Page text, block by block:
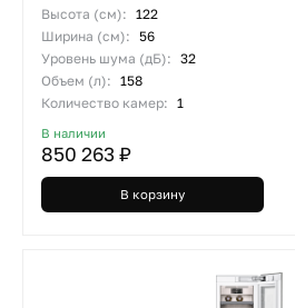
Высота (см): 122
Ширина (см): 56
Уровень шума (дБ): 32
Объем (л): 158
Количество камер: 1
В наличии
850 263 ₽
В корзину